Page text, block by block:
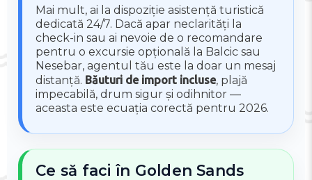
Mai mult, ai la dispoziție asistență turistică
dedicată 24/7. Dacă apar neclarități la
check-in sau ai nevoie de o recomandare
pentru o excursie opțională la Balcic sau
Nesebar, agentul tău este la doar un mesaj
distanță. Băuturi de import incluse, plajă
impecabilă, drum sigur și odihnitor —
aceasta este ecuația corectă pentru 2026.
Ce să faci în Golden Sands